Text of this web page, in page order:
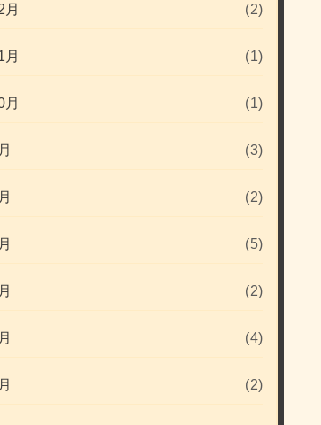
(2)
(1)
(1)
(3)
(2)
(5)
(2)
(4)
(2)